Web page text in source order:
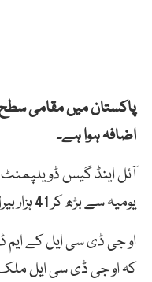
پاکستان میں مقامی سطح
اضافہ ہوا ہے۔
یومیہ سے بڑھ کر 41 ہزار بیرل پر پہنچ گئی۔
او جی ڈی سی ایل کے